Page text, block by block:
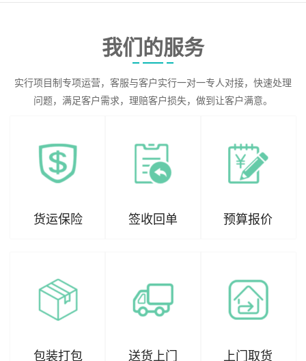
我们的服务
实行项目制专项运营，客服与客户实行一对一专人对接，快速处理
问题，满足客户需求，理赔客户损失，做到让客户满意。
货运保险 签收回单 预算报价
包装打包 送货上门 上门取货